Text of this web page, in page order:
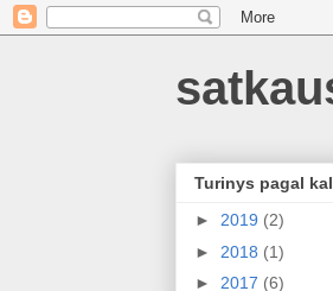
Turinys pagal
► 2019 (2)
► 2018 (1)
► 2017 (6)